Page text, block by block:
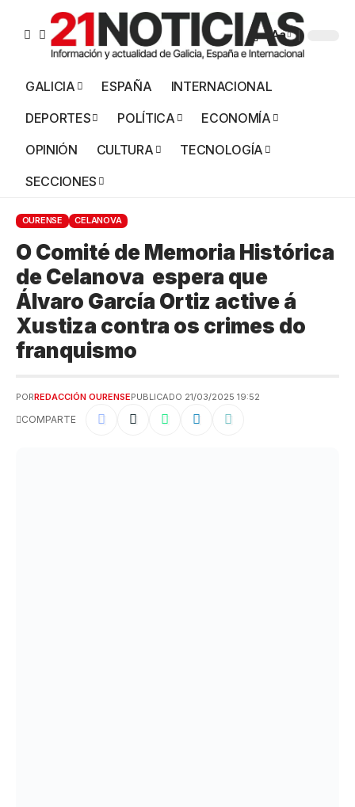
Aa
GALICIA ESPAÑA
INTERNACIONAL
DEPORTES
POLÍTICA
ECONOMÍA
OPINIÓN
CULTURA
TECNOLOGÍA
SECCIONES
OURENSE CELANOVA
O Comité de Memoria Histórica
de Celanova espera que
Álvaro García Ortiz active á
Xustiza contra os crimes do
franquismo
PORREDACCIÓN OURENSEPUBLICADO 21/03/2025 19:52
COMPARTE